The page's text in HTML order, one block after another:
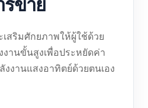
WiFi
ตนเอง
สริมศักยภาพให้ผู้ใช้ด้วย
งานขั้นสูงเพื่อประหยัดค่า
งานแสงอาทิตย์ด้วยตนเอง